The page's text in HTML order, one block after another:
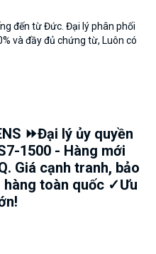
đến từ Đức. Đại lý phân phối
và đầy đủ chứng từ, Luôn có
⏩Đại lý ủy quyền
1500 - Hàng mới
Giá cạnh tranh, bảo
toàn quốc ✓Ưu